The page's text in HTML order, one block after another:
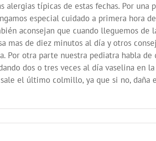
alergias típicas de estas fechas. Por
especial cuidado a primera hora
aconsejan que cuando lleguemos
mas de diez minutos al día y otros
Por otra parte nuestra pediatra habla
dos o tres veces al día vaselina en
el último colmillo, ya que si no, daña